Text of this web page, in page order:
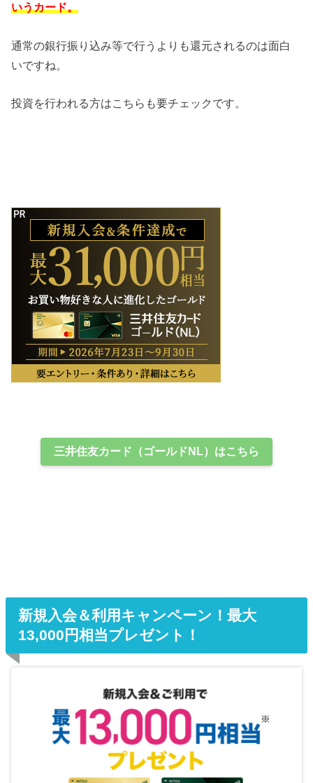
いうカード。
通常の銀行振り込み等で行うよりも還元されるのは面白
いですね。
投資を行われる方はこちらも要チェックです。
三井住友カード（ゴールドNL）はこちら
新規入会＆利用キャンペーン！最大
13,000円相当プレゼント！